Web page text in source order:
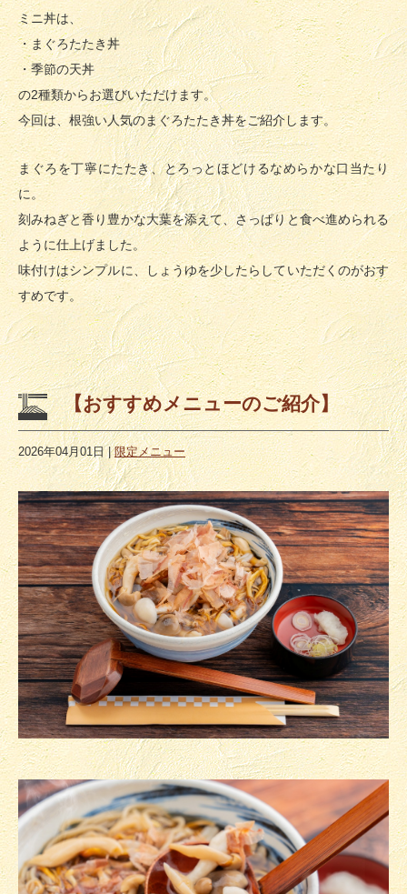
ミニ丼は、
・まぐろたたき丼
・季節の天丼
の2種類からお選びいただけます。
今回は、根強い人気のまぐろたたき丼をご紹介します。
まぐろを丁寧にたたき、とろっとほどけるなめらかな口当たり
に。
刻みねぎと香り豊かな大葉を添えて、さっぱりと食べ進められる
ように仕上げました。
味付けはシンプルに、しょうゆを少したらしていただくのがおす
すめです。
【おすすめメニューのご紹介】
2026年04月01日|限定メニュー